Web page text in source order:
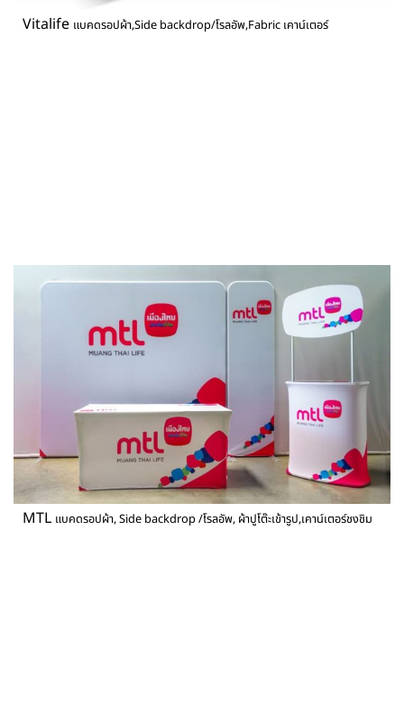
Vitalife แบคดรอปผ้า,Side backdrop/โรลอัพ,Fabric เคาน์เตอร์
MTL แบคดรอปผ้า, Side backdrop /โรลอัพ, ผ้าปูโต๊ะเข้ารูป,เคาน์เตอร์ชงชิม